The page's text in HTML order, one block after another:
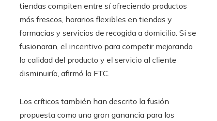
tiendas compiten entre sí ofreciendo productos
más frescos, horarios flexibles en tiendas y
farmacias y servicios de recogida a domicilio. Si se
fusionaran, el incentivo para competir mejorando
la calidad del producto y el servicio al cliente
disminuiría, afirmó la FTC.
Los críticos también han descrito la fusión
propuesta como una gran ganancia para los